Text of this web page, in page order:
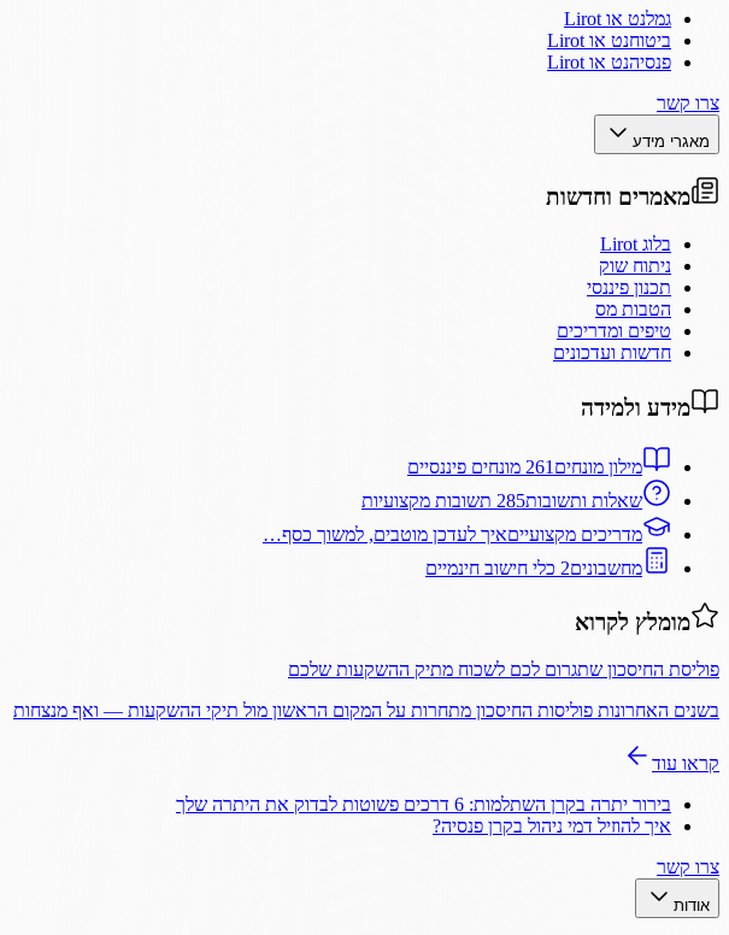
גמלנט או Lirot
ביטוחנט או Lirot
פנסיהנט או Lirot
צרו קשר
מאגרי מידע
מאמרים וחדשות
בלוג Lirot
ניתוח שוק
תכנון פיננסי
הטבות מס
טיפים ומדריכים
חדשות ועדכונים
מידע ולמידה
מילון מונחים 261 מונחים פיננסיים
שאלות ותשובות285 תשובות מקצועיות
מדריכים מקצועייםאיך לעדכן מוטבים, למשוך כסף…
מחשבונים2 כלי חישוב חינמיים
מומלץ לקרוא
פוליסת החיסכון שתגרום לכם לשכוח מתיק ההשקעות שלכם
בשנים האחרונות פוליסות החיסכון מתחרות על המקום הראשון מול תיקי ההשקעות — ואף מנצחות
קראו עוד
בירור יתרה בקרן השתלמות: 6 דרכים פשוטות לבדוק את היתרה שלך
איך להוזיל דמי ניהול בקרן פנסיה?
צרו קשר
אודות